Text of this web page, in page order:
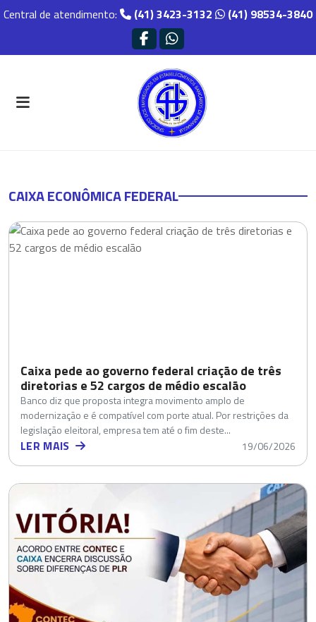
Central de atendimento: (41) 3423-3132 (41) 98534-3840
CAIXA ECONÔMICA FEDERAL
Caixa pede ao governo federal criação de três
diretorias e 52 cargos de médio escalão
Banco diz que proposta integra movimento amplo de
modernização e é compatível com porte atual. Por restrições da
legislação eleitoral, empresa tem até o fim deste...
LER MAIS 19/06/2026